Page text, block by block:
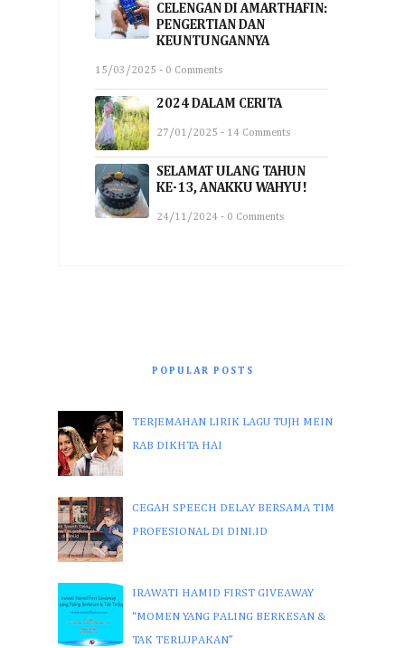
CELENGAN DI AMARTHAFIN:
PENGERTIAN DAN
KEUNTUNGANNYA
15/03/2025 - 0 Comments
2024 DALAM CERITA
27/01/2025 - 14 Comments
SELAMAT ULANG TAHUN
KE-13, ANAKKU WAHYU!
24/11/2024 - 0 Comments
POPULAR POSTS
TERJEMAHAN LIRIK LAGU TUJH MEIN
RAB DIKHTA HAI
CEGAH SPEECH DELAY BERSAMA TIM
PROFESIONAL DI DINI.ID
IRAWATI HAMID FIRST GIVEAWAY
“MOMEN YANG PALING BERKESAN &
TAK TERLUPAKAN”